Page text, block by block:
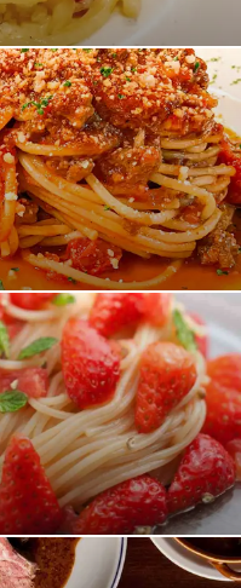
ートメンツ1F
いパスタ屋60店舗以上の調
パスタを提供している数少
本木
3分
を、落ち着いた空間で。一
深い味わいは、日常を忘れ
までゆったりと心ゆくまで
》の味を、より気軽に